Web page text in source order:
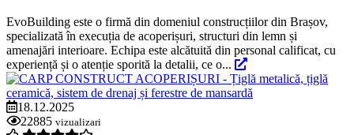
EvoBuilding este o firmă din domeniul construcțiilor din Brașov,
specializată în execuția de acoperișuri, structuri din lemn și
amenajări interioare. Echipa este alcătuită din personal calificat, cu
experiență și o atenție sporită la detalii, ce o...
18.12.2025
22885 vizualizari